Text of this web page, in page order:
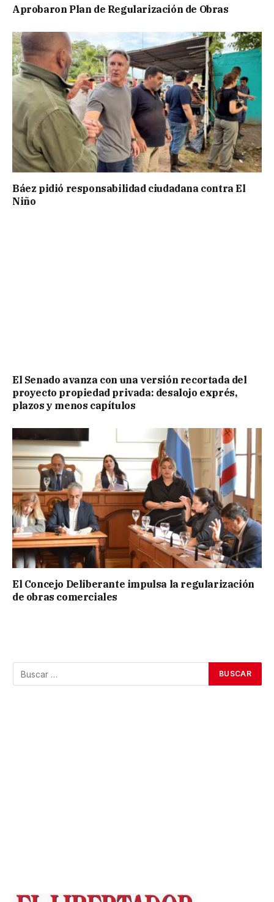
Aprobaron Plan de Regularización de Obras
Báez pidió responsabilidad ciudadana contra El
Niño
El Senado avanza con una versión recortada del
proyecto propiedad privada: desalojo exprés,
plazos y menos capítulos
El Concejo Deliberante impulsa la regularización
de obras comerciales